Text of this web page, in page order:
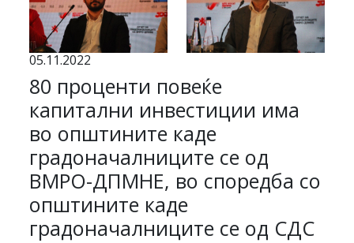
05.11.2022
80 проценти повеќе
капитални инвестиции има
во општините каде
градоначалниците се од
ВМРО-ДПМНЕ, во споредба со
општините каде
градоначалниците се од СДС